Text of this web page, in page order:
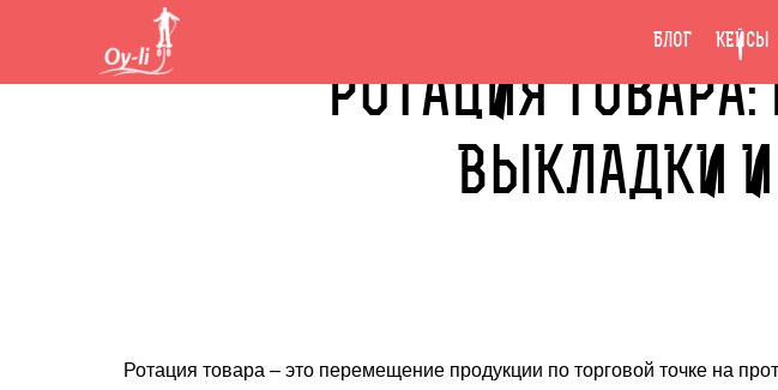
БЛОГ КЕЙСЫ
РОТАЦИЯ
ВЫКЛАДКИ
Ротация товара – это перемещение продукции по торговой точке на